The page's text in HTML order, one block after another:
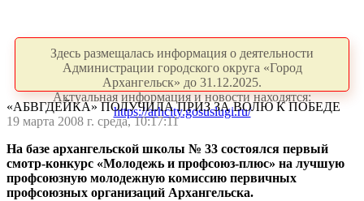
Здесь размещалась информация о деятельности
Администрации городского округа «Город
Архангельск» до 31.12.2025.
Актуальная информация и новости находятся:
https://arhcity.gosuslugi.ru/
«АБВГДЕЙКА» ПОЛУЧИЛА ПРИЗ ЗА ВОЛЮ К ПОБЕДЕ
19 марта 2008 г. среда, 10:17:11
На базе архангельской школы № 33 состоялся первый
смотр-конкурс «Молодежь и профсоюз-плюс» на лучшую
профсоюзную молодежную комиссию первичных
профсоюзных организаций Архангельска.